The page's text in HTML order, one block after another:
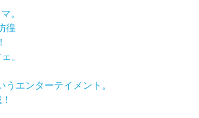
。
徨
。
うエンターテイメント。